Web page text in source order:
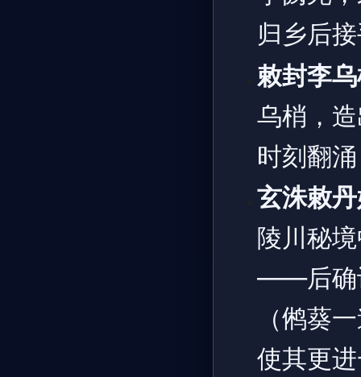
归乡后
敕封李
乌梢，
时刻翻
玄洙敕
陵川秘
——后确
（鸺葵
使其更